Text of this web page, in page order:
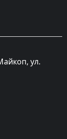
ул.